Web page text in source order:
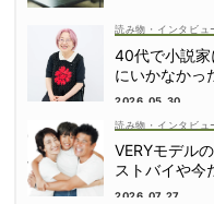
読み物・インタビュ
40代で小説家
にいかなかっ
2026.05.30
読み物・インタビュ
VERYモデル
ストバイや今
2026.07.27